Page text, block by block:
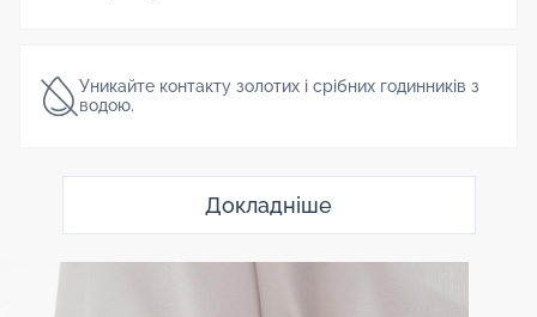
Уникайте контакту золотих і срібних годинників з
водою.
Докладніше